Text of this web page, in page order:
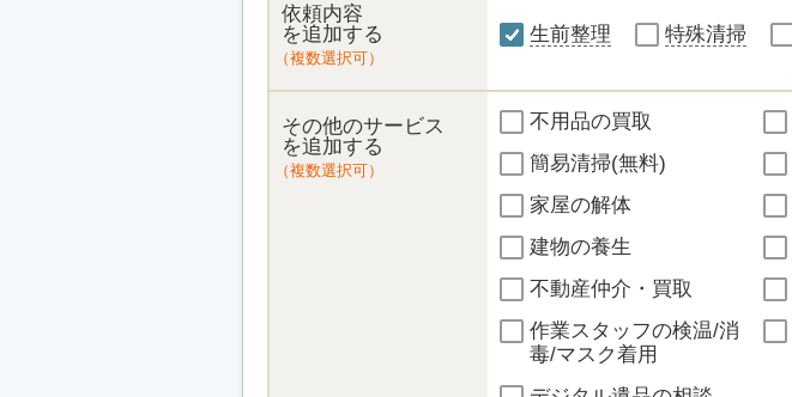
依頼内容
を追加する
（複数選択可）
生前整理 特殊清掃
その他のサービス
を追加する
（複数選択可）
不用品の買取
簡易清掃(無料)
家屋の解体
建物の養生
不動産仲介・買取
作業スタッフの検温/消
毒/マスク着用